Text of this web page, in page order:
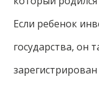
Если ребенок
государства, он